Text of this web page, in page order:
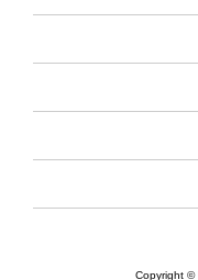
Copyright ©